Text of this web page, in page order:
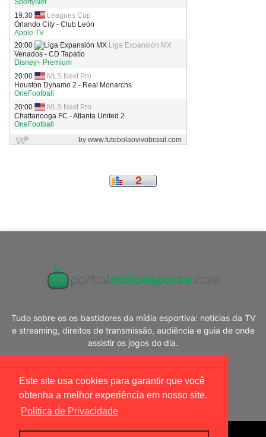
Este site usa cookies para garantir que você
obtenha a melhor experiência em nosso site.
Política de Privacidade
Tudo sobre os os bastidores da mídia esportiva: notícias da TV
e streaming, direitos de transmissão, audiência e guia de onde
assistir os jogos do dia.